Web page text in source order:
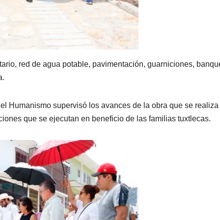
red de agua potable, pavimentación, guarniciones,
Humanismo supervisó los avances de la obra que se
que se ejecutan en beneficio de las familias tuxtlecas.